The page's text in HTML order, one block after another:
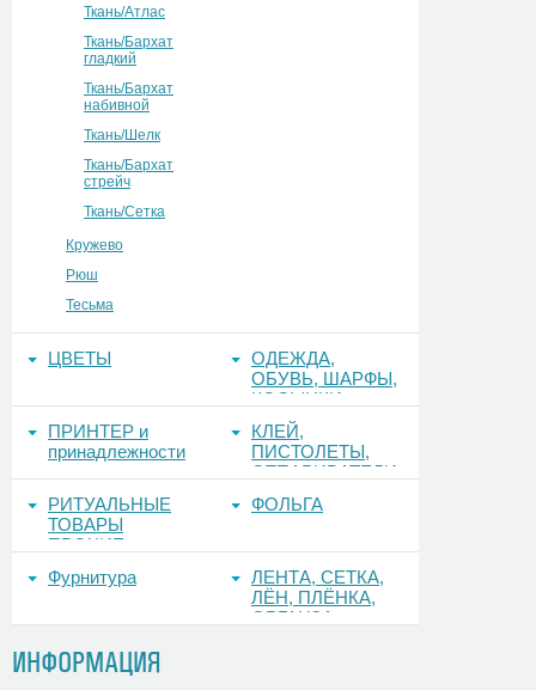
Ткань/Атлас
Ткань/Бархат
гладкий
Ткань/Бархат
набивной
Ткань/Шелк
Ткань/Бархат
стрейч
Ткань/Сетка
Кружево
Рюш
Тесьма
ЦВЕТЫ
ОДЕЖДА,
ОБУВЬ, ШАРФЫ,
КОСЫНКИ
ПРИНТЕР и
принадлежности
КЛЕЙ,
ПИСТОЛЕТЫ,
ОТПАРИВАТЕЛИ
РИТУАЛЬНЫЕ
ТОВАРЫ
ПРОЧИЕ
ФОЛЬГА
Фурнитура
ЛЕНТА, СЕТКА,
ЛЁН, ПЛЁНКА,
ОРГАНЗА
ИНФОРМАЦИЯ